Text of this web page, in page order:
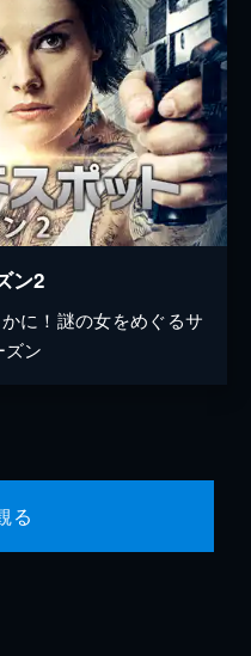
ン2
に！謎の女をめぐるサ
ズン
る